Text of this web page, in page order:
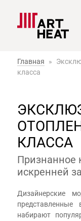
Главная »
класса
КЛАССА
Признанное
искренней
Дизайнерские
набирают